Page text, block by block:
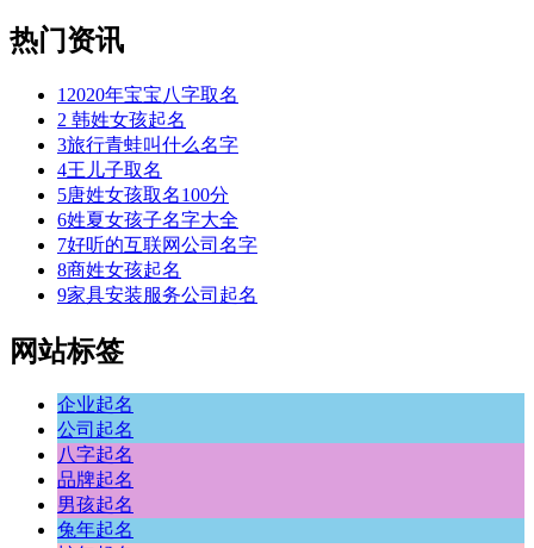
热门资讯
1 2020年宝宝八字取名
2 韩姓女孩起名
3旅行青蛙叫什么名字
4王儿子取名
5唐姓女孩取名100分
6姓夏女孩子名字大全
7好听的互联网公司名字
8商姓女孩起名
9家具安装服务公司起名
网站标签
企业起名
公司起名
八字起名
品牌起名
男孩起名
兔年起名